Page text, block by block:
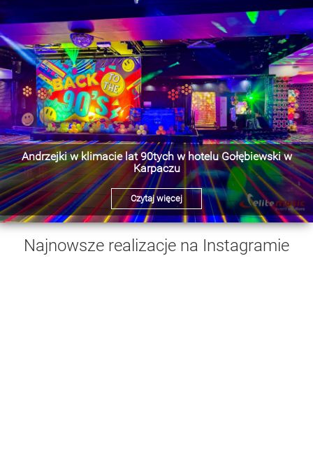
Andrzejki w klimacie lat 90tych w hotelu Gołębiewski w
Karpaczu
Czytaj więcej
Najnowsze realizacje na Instagramie